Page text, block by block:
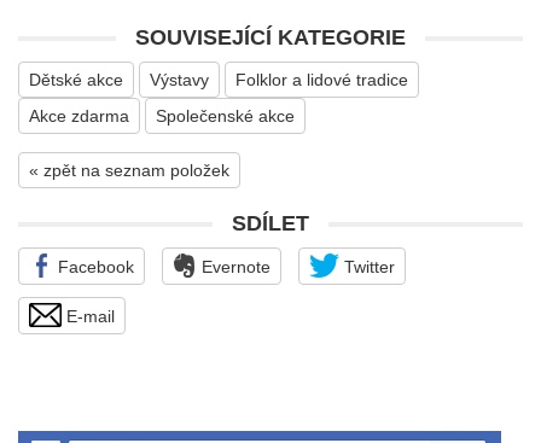
SOUVISEJÍCÍ KATEGORIE
Dětské akce Výstavy
Folklor a lidové tradice
Akce zdarma
Společenské akce
« zpět na seznam položek
SDÍLET
Facebook Evernote Twitter
E-mail